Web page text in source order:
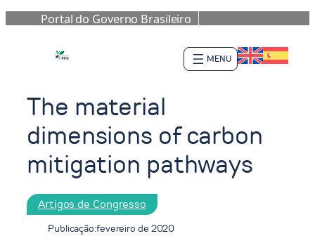
Portal do Governo Brasileiro
para
o
The material
dimensions of carbon
mitigation pathways
Artigos de Congresso
Publicação:fevereiro de 2020